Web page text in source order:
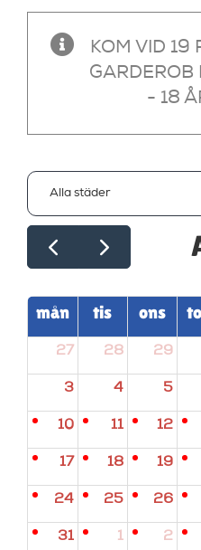
KOM VID 19
GARDEROB
- 18
mån tis ons
27 28 29
3 4 5
10 11 12
17 18 19
24 25 26
31 1 2